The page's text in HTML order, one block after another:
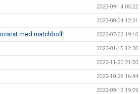
2023-09-14 05:22
2023-08-04 12:31
med matchboll! 2023-07-02 19:10
2023-01-15 12:30
2022-11-20 21:50
2022-10-28 16:44
2022-09-13 19:09